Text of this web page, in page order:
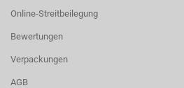
Online-Streitbeilegung
Bewertungen
Verpackungen
AGB